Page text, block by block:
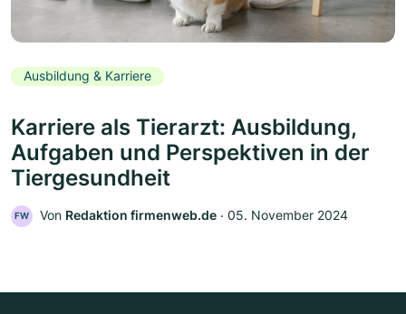
Ausbildung & Karriere
Karriere als Tierarzt: Ausbildung,
Aufgaben und Perspektiven in der
Tiergesundheit
FW Von Redaktion firmenweb.de ‧ 05. November 2024